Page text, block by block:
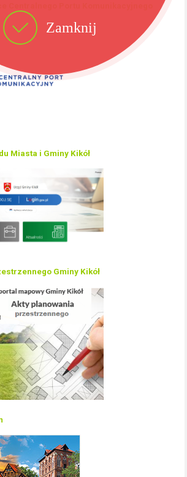
Centralnego Portu Komunikacyjnego
Miasta i Gminy Kikół
Gminy Kikół
Zamknij